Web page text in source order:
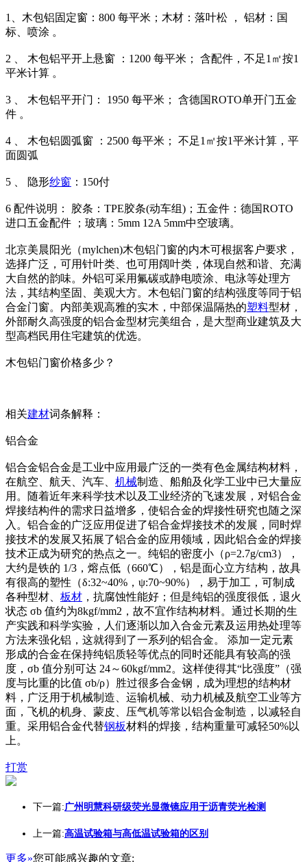
1、木包铝固定窗：800 每平米；木材：落叶松 ， 铝材：国
标、喷涂 。
2 、 木包铝平开上悬窗 ：1200 每平米； 含配件，不足1㎡按1
平米计算 。
3 、 木包铝平开门： 1950 每平米； 含德国ROTO单开门五金
件 。
4 、 木包铝圆弧窗 ：2500 每平米； 不足1㎡按1平米计算，平
面圆弧
5 、 隐形纱窗 ：150付
6 配件说明： 胶条：TPE胶条(动车组)；五金件：德国ROTO
进口五金配件 ；玻璃：5mm 12A 5mm中空玻璃。
北京美晨阳光（mylchen)木包铝门窗的内木可根据客户要求，
选择广泛，可用针叶类、也可用阔叶类，体现自然和谐、充满
大自然的韵味。外铝可采用氟碳或静电喷涂、电泳等处理方
法，其结构坚固、美观大方。木包铝门窗的结构强度等同于铝
合金门窗。内部美观高雅的实木，中部保温隔热的塑料型材，
外部耐久高强度的铝合金型材完美组合，是大型商业建筑及大
型高档民用住宅建筑的优选。
木包铝门窗价格多少？
相关建材词条解释：
铝合金
铝合金铝合金是工业中应用最广泛的一类有色金属结构材料，
在航空、航天、汽车、 机械制造、船舶及化学工业中已大量应
用。随着近年来科学技术以及工业经济的飞速发展，对铝合金
焊接结构件的需求日益增多，使铝合金的焊接性研究也随之深
入。铝合金的广泛应用促进了铝合金焊接技术的发展，同时焊
接技术的发展又拓展了铝合金的应用领域，因此铝合金的焊接
技术正成为研究的热点之一。纯铝的密度小（ρ=2.7g/cm3），
大约是铁的 1/3，熔点低（660℃），铝是面心立方结构，故具
有很高的塑性（δ:32~40%，ψ:70~90%），易于加工，可制成
各种型材、 板材 ，抗腐蚀性能好；但是纯铝的强度很低，退火
状态 σb 值约为8kgf/mm2，故不宜作结构材料。通过长期的生
产实践和科学实验，人们逐渐以加入合金元素及运用热处理等
方法来强化铝，这就得到了一系列的铝合金。 添加一定元素
形成的合金在保持纯铝质轻等优点的同时还能具有较高的强
度，σb 值分别可达 24～60kgf/mm2。这样使得其“比强度”（强
度与比重的比值 σb/ρ）胜过很多合金钢，成为理想的结构材
料，广泛用于机械制造、运输机械、动力机械及航空工业等方
面，飞机的机身、蒙皮、压气机等常以铝合金制造，以减轻自
重。采用铝合金代替钢板材料的焊接，结构重量可减轻50%以
上。
打赏
下一篇:广州明慧科研级荧光显微镜应用于沥青荧光检测
上一篇:高温试验箱与高低温试验箱的区别
更多»您可能感兴趣的文章: